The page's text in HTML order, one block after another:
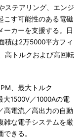
ステアリング、エンジ
こす可能性のある電磁
ーカーを支援する。日
積は2万5000平方フィ
高トルクおよび高回転
、最大トルク
1500V／1000Aの電
高電流／高出力の自動
雑な電子システムを厳
きる。